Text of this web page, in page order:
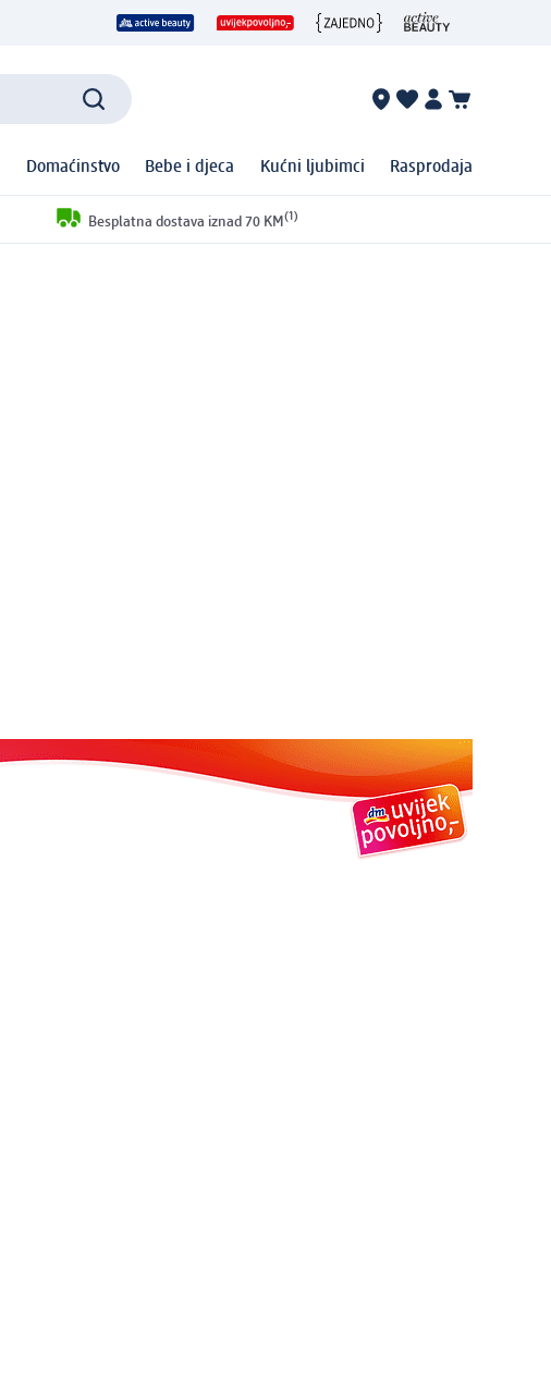
Domaćinstvo Bebe i djeca Kućni ljubimci Rasprodaja
Besplatna dostava iznad 70 KM (1)